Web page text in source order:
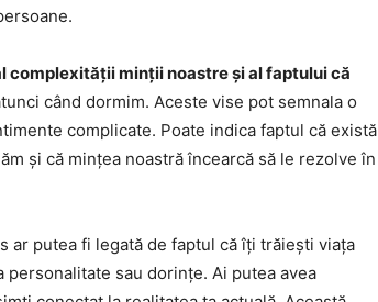
complexității minții noastre și al faptului că
când dormim. Aceste vise pot semnala o
complicate. Poate indica faptul că există
și că mințea noastră încearcă să le rezolve în
ar putea fi legată de faptul că îți trăiești viața
sau dorințe. Ai putea avea